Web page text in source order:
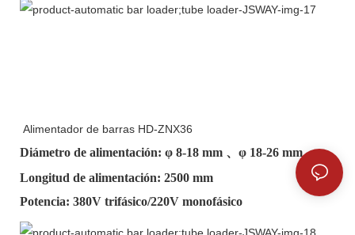
Alimentador de barras HD-ZNX36
Diámetro de alimentación: φ 8-18 mm 、φ 18-26 mm、
Longitud de alimentación: 2500 mm
Potencia: 380V trifásico/220V monofásico